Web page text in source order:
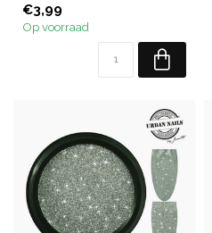
€3,99
Op voorraad